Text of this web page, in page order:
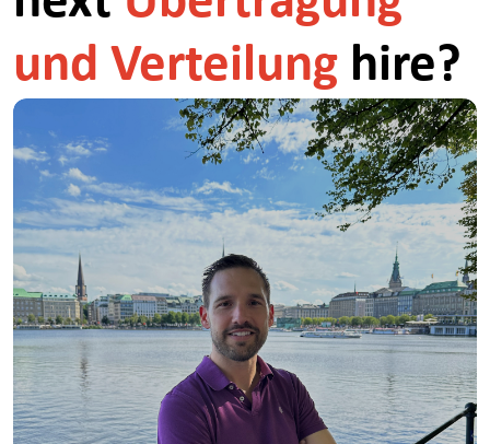
und Verteilung hire?